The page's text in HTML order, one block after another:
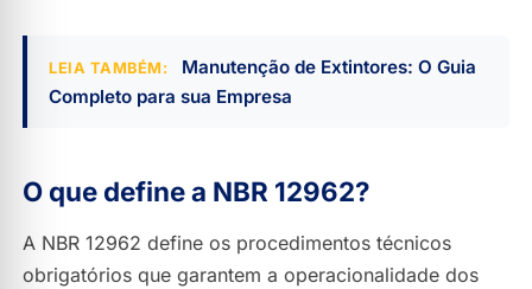
Faça seu Orçamento
LEIA TAMBÉM:
Manutenção de Extintores: O Guia
Completo para sua Empresa
O que define a NBR 12962?
A NBR 12962 define os procedimentos técnicos
obrigatórios que garantem a operacionalidade dos